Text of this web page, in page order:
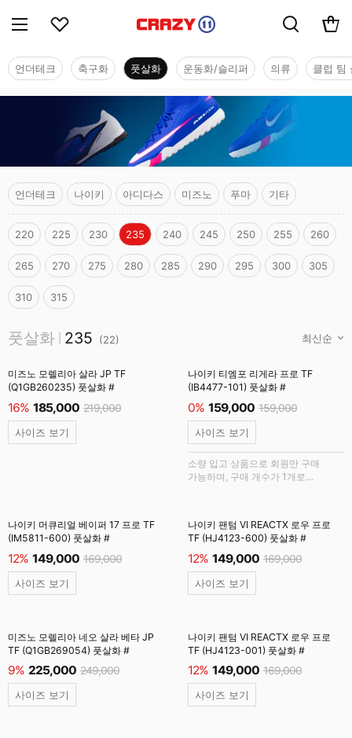
언더테크 축구화 풋살화 운동화/슬리퍼 의류 클럽 팀
언더테크 나이키 아디다스 미즈노 푸마 기타
220 225 230 235 240 245 250 255 260
265 270 275 280 285 290 295 300 305
310 315
풋살화 235 (22)
미즈노 모렐리아 살라 JP TF
(Q1GB260235) 풋살화 #
16% 185,000 219,000
사이즈 보기
나이키 티엠포 리게라 프로 TF
(IB4477-101) 풋살화 #
0% 159,000 159,000
사이즈 보기
소량 입고 상품으로 회원만 구매
가능하며, 구매 개수가 1개로
나이키 머큐리얼 베이퍼 17 프로 TF
(IM5811-600) 풋살화 #
12% 149,000 169,000
사이즈 보기
나이키 팬텀 VI REACTX 로우 프로
TF (HJ4123-600) 풋살화 #
12% 149,000 169,000
사이즈 보기
미즈노 모렐리아 네오 살라 베타 JP
TF (Q1GB269054) 풋살화 #
9% 225,000 249,000
사이즈 보기
나이키 팬텀 VI REACTX 로우 프로
TF (HJ4123-001) 풋살화 #
12% 149,000 169,000
사이즈 보기